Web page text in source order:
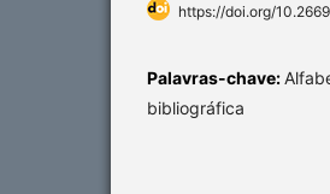
https://doi.org/
Palavras-chave:
bibliográfica